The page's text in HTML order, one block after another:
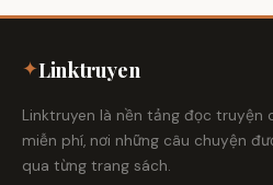
✦Linktruyen
Linktruyen là nền tảng đọc truyện
miễn phí, nơi những câu chuyện
qua từng trang sách.